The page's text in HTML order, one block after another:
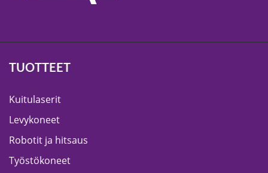
TUOTTEET
Kuitulaserit
Levykoneet
Robotit ja hitsaus
Työstökoneet